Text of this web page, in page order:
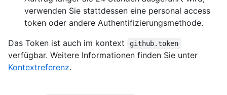
verwenden Sie stattdessen eine personal access
token oder andere Authentifizierungsmethode.
Das Token ist auch im kontext
github.token
verfügbar. Weitere Informationen finden Sie unter
Kontextreferenz.